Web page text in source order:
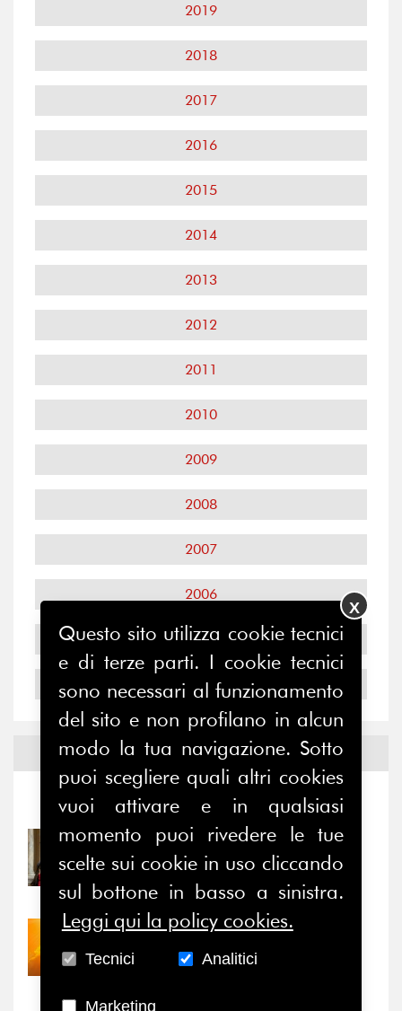
2019
2018
2017
2016
2015
2014
2013
2012
2011
2010
2009
2008
2007
2006
2005
2004
Notizie edEventi
Notizie - Eventi
31/07/2026
Prima della pausa estiva,
il valore di...
30/07/2026
Nove anni dopo la
Questo sito utilizza cookie tecnici
e di terze parti. I cookie tecnici
sono necessari al funzionamento
del sito e non profilano in alcun
modo la tua navigazione. Sotto
puoi scegliere quali altri cookies
vuoi attivare e in qualsiasi
momento puoi rivedere le tue
scelte sui cookie in uso cliccando
sul bottone in basso a sinistra.
Leggi qui la policy cookies.
Tecnici Analitici
Marketing
X